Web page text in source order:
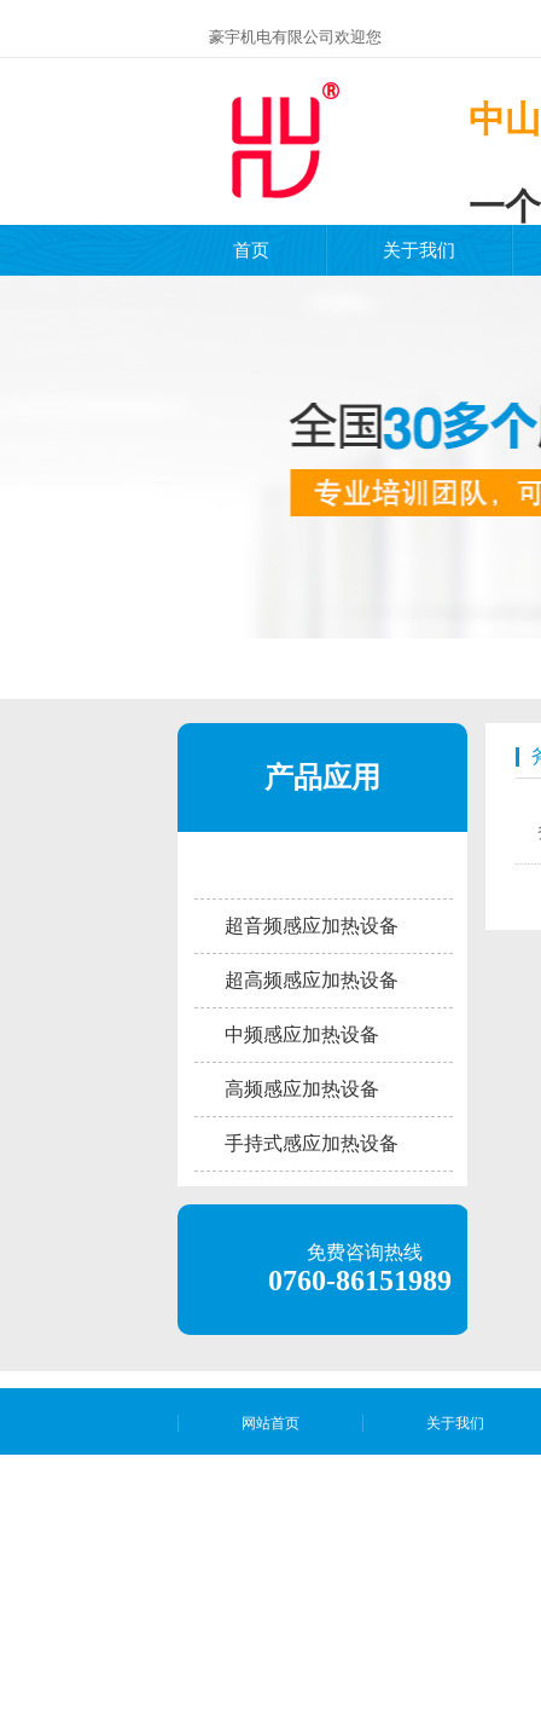
豪宇机电有限公司欢迎您
中
一
首页 关于我们
产品应用
超音频感应加热设备
超高频感应加热设备
中频感应加热设备
高频感应加热设备
手持式感应加热设备
免费咨询热线
0760-86151989
网站首页 关于我们